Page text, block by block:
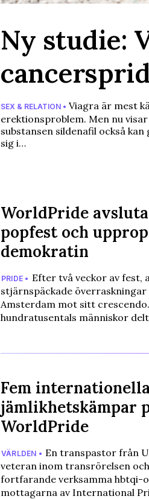
Ny studie:
SEX & RELATION • Viagra är mest
erektionsproblem. Men nu
substansen sildenafil också
sig i…
WorldPride
popfest och
demokratin
PRIDE • Efter två veckor av fest,
stjärnspäckade
Amsterdam mot sitt
hundratusentals människor
Fem internationella
jämlikhetskämpar
WorldPride
VÄRLDEN • En transpastor från
veteran inom transrörelsen
fortfarande verksamma hbtqi-
mottagarna av International